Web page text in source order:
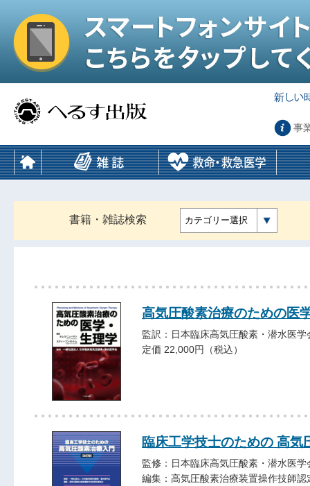
事
書籍・雑誌検索 カテゴリー選択
高気圧酸素治療のための医
監訳：日本臨床高気圧酸素・潜水医学
定価 22,000円（税込）
臨床工学技士のための 高気
監修：日本臨床高気圧酸素・潜水医学
編集：高気圧酸素治療装置操作技師認